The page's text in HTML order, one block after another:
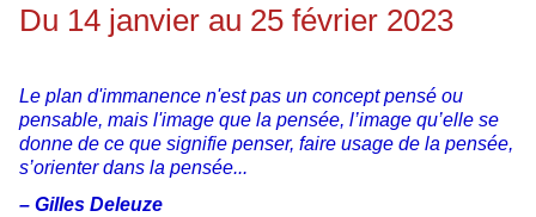
Du 14 janvier au 25 février 2023
Le plan d'immanence n'est pas un concept pensé ou
pensable, mais l'image que la pensée, l’image qu’elle se
donne de ce que signifie penser, faire usage de la pensée,
s’orienter dans la pensée...
– Gilles Deleuze